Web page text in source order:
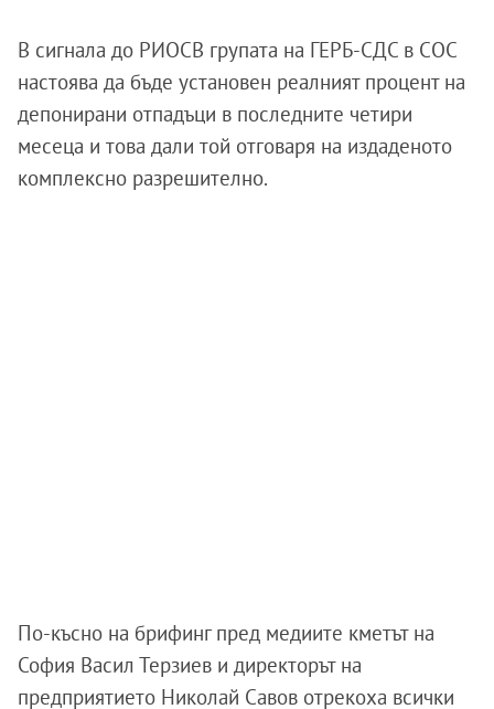
В сигнала до РИОСВ групата на ГЕРБ-СДС в СОС
настоява да бъде установен реалният процент на
депонирани отпадъци в последните четири
месеца и това дали той отговаря на издаденото
комплексно разрешително.
По-късно на брифинг пред медиите кметът на
София Васил Терзиев и директорът на
предприятието Николай Савов отрекоха всички